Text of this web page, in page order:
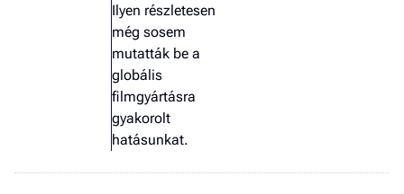
Ilyen részletesen
még sosem
mutatták be a
globális
filmgyártásra
gyakorolt
hatásunkat.